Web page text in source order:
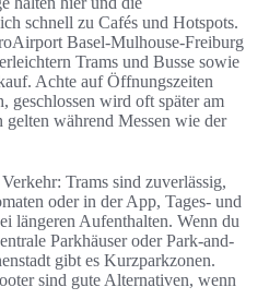
schnell zu Cafés und Hotspots.
Basel-Mulhouse-Freiburg
Trams und Busse sowie
Achte auf Öffnungszeiten
geschlossen wird oft später am
gelten während Messen wie der
Trams sind zuverlässig,
oder in der App, Tages- und
längeren Aufenthalten. Wenn du
Parkhäuser oder Park-and-
gibt es Kurzparkzonen.
sind gute Alternativen, wenn